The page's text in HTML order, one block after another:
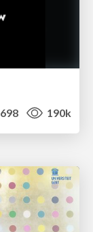
698 190k